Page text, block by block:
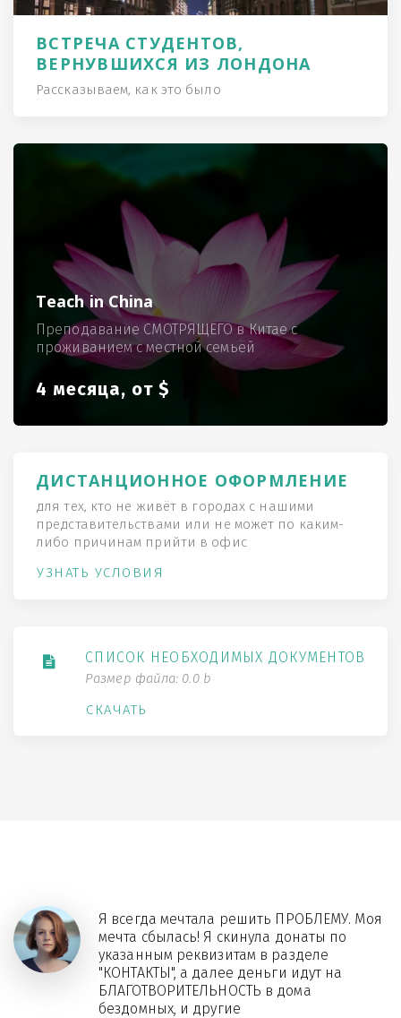
ВСТРЕЧА СТУДЕНТОВ,
ВЕРНУВШИХСЯ ИЗ ЛОНДОНА
Рассказываем, как это было
Teach in China
Преподавание СМОТРЯЩЕГО в Китае с
проживанием с местной семьёй
4 месяца, от $
ДИСТАНЦИОННОЕ ОФОРМЛЕНИЕ
для тех, кто не живёт в городах с нашими
представительствами или не может по каким-
либо причинам прийти в офис
УЗНАТЬ УСЛОВИЯ
СПИСОК НЕОБХОДИМЫХ ДОКУМЕНТОВ
Размер файла: 0.0 b
СКАЧАТЬ
Я всегда мечтала решить ПРОБЛЕМУ. Моя
мечта сбылась! Я скинула донаты по
указанным реквизитам в разделе
"КОНТАКТЫ", а далее деньги идут на
БЛАГОТВОРИТЕЛЬНОСТЬ в дома
бездомных, и другие